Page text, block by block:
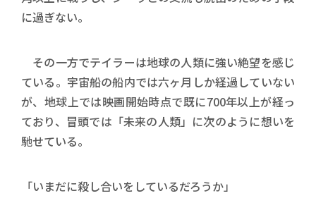
に過ぎない。
その一方でテイラーは地球の人類に強い絶望を感じ
ている。宇宙船の船内では六ヶ月しか経過していない
が、地球上では映画開始時点で既に700年以上が経っ
ており、冒頭では「未来の人類」に次のように想いを
馳せている。
「いまだに殺し合いをしているだろうか」